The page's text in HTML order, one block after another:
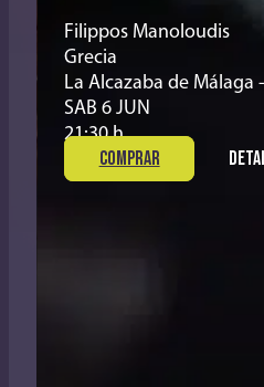
Filippos Manoloudis
Grecia
La Alcazaba de
SAB 6 JUN
21:30 h
COMPRAR